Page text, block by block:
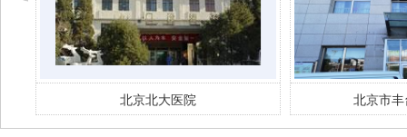
北京市丰台妇幼 医院 北京